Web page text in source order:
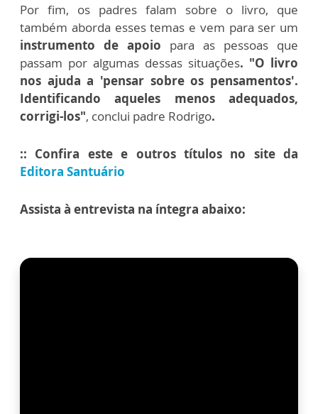
Por fim, os padres falam sobre o livro, que
também aborda esses temas e vem para ser um
instrumento de apoio para as pessoas que
passam por algumas dessas situações. "O livro
nos ajuda a 'pensar sobre os pensamentos'.
Identificando aqueles menos adequados,
corrigi-los", conclui padre Rodrigo.
:: Confira este e outros títulos no site da
Editora Santuário
Assista à entrevista na íntegra abaixo: